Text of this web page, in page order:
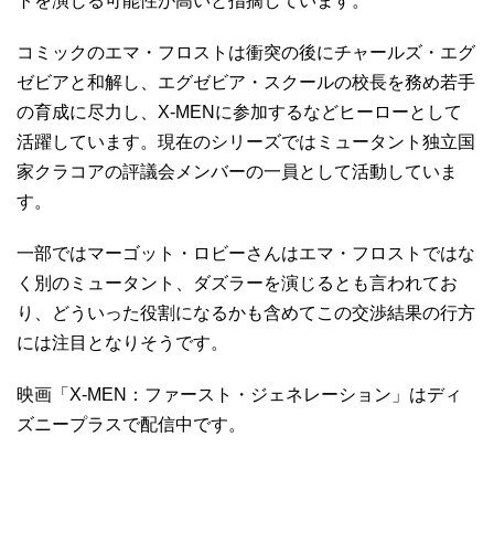
コミックのエマ・フロストは衝突の後にチャールズ・エグ
ゼビアと和解し、エグゼビア・スクールの校長を務め若手
の育成に尽力し、X-MENに参加するなどヒーローとして
活躍しています。現在のシリーズではミュータント独立国
家クラコアの評議会メンバーの一員として活動していま
す。
一部ではマーゴット・ロビーさんはエマ・フロストではな
く別のミュータント、ダズラーを演じるとも言われてお
り、どういった役割になるかも含めてこの交渉結果の行方
には注目となりそうです。
映画「X-MEN：ファースト・ジェネレーション」はディ
ズニープラスで配信中です。